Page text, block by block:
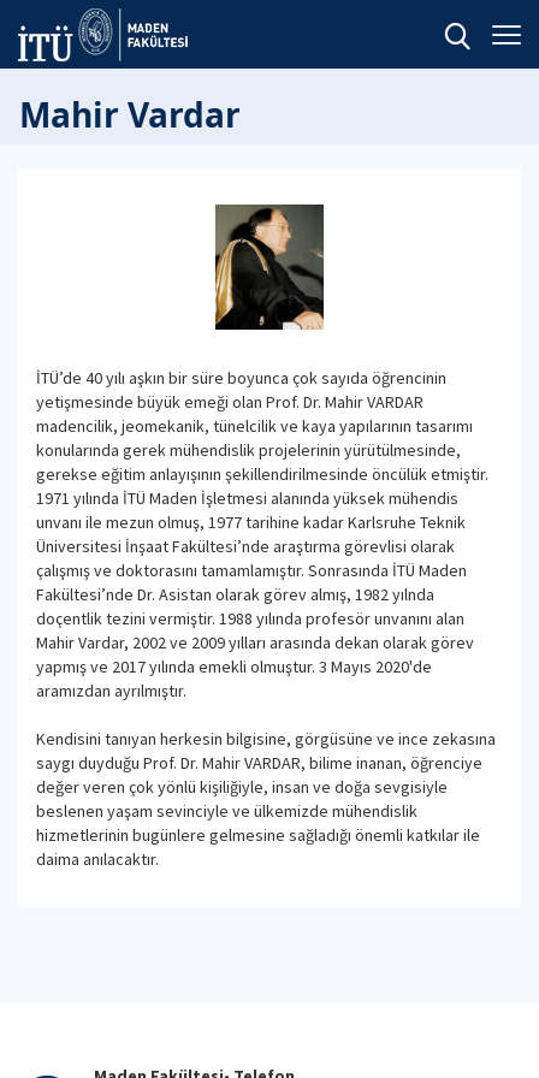
Mahir Vardar
İTÜ’de 40 yılı aşkın bir süre boyunca çok sayıda öğrencinin
yetişmesinde büyük emeği olan Prof. Dr. Mahir VARDAR
madencilik, jeomekanik, tünelcilik ve kaya yapılarının tasarımı
konularında gerek mühendislik projelerinin yürütülmesinde,
gerekse eğitim anlayışının şekillendirilmesinde öncülük etmiştir.
1971 yılında İTÜ Maden İşletmesi alanında yüksek mühendis
unvanı ile mezun olmuş, 1977 tarihine kadar Karlsruhe Teknik
Üniversitesi İnşaat Fakültesi’nde araştırma görevlisi olarak
çalışmış ve doktorasını tamamlamıştır. Sonrasında İTÜ Maden
Fakültesi’nde Dr. Asistan olarak görev almış, 1982 yılnda
doçentlik tezini vermiştir. 1988 yılında profesör unvanını alan
Mahir Vardar, 2002 ve 2009 yılları arasında dekan olarak görev
yapmış ve 2017 yılında emekli olmuştur. 3 Mayıs 2020'de
aramızdan ayrılmıştır.
Kendisini tanıyan herkesin bilgisine, görgüsüne ve ince zekasına
saygı duyduğu Prof. Dr. Mahir VARDAR, bilime inanan, öğrenciye
değer veren çok yönlü kişiliğiyle, insan ve doğa sevgisiyle
beslenen yaşam sevinciyle ve ülkemizde mühendislik
hizmetlerinin bugünlere gelmesine sağladığı önemli katkılar ile
daima anılacaktır.